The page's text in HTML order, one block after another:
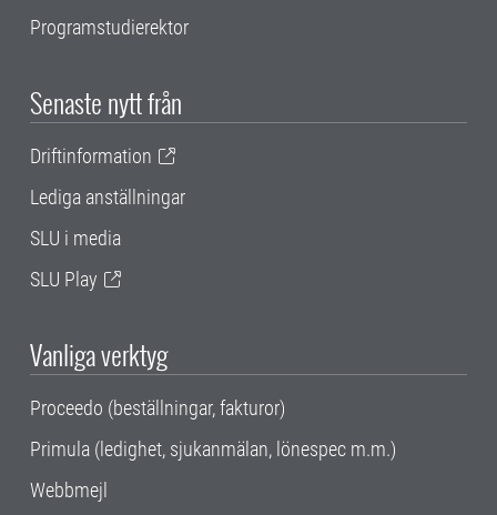
Programstudierektor
Senaste nytt från
Driftinformation
Lediga anställningar
SLU i media
SLU Play
Vanliga verktyg
Proceedo (beställningar, fakturor)
Primula (ledighet, sjukanmälan, lönespec m.m.)
Webbmejl